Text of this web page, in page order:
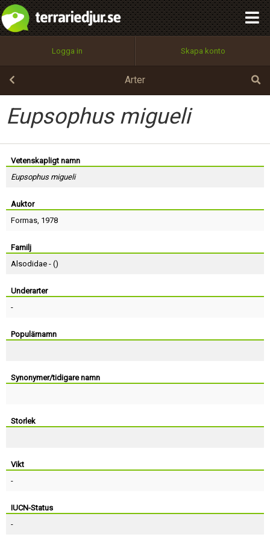
Logga in Skapa konto
Arter
Eupsophus migueli
Vetenskapligt namn
Eupsophus migueli
Auktor
Formas, 1978
Familj
Alsodidae - ()
Underarter
-
Populärnamn
Synonymer/tidigare namn
Storlek
Vikt
-
IUCN-Status
-
Utför
100%
OK
integritetspolicy
Namn:
Epost:
Användarnamn:
Lösenord:
Terms of Service
Begär nytt lösenord
Tillbaka till förstasidan